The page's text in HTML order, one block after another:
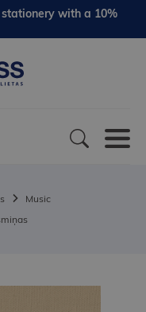
with a 10%
Music